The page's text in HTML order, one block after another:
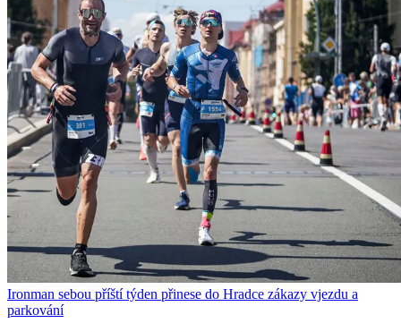
Ironman sebou příští týden přinese do Hradce zákazy vjezdu a
parkování